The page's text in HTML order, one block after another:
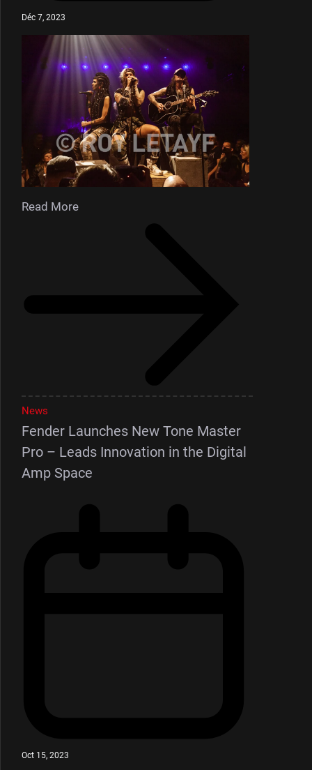
Déc 7, 2023
Read More
News
Fender Launches New Tone Master
Pro – Leads Innovation in the Digital
Amp Space
Oct 15, 2023